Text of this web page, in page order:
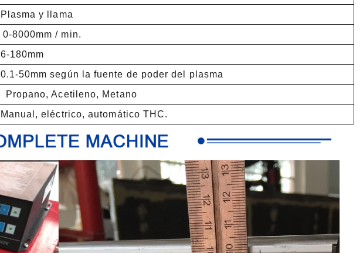
Plasma y llama
0-8000mm / min.
6-180mm
0.1-50mm según la fuente de poder del plasma
Propano, Acetileno, Metano
Manual, eléctrico, automático THC.